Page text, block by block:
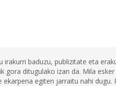
irakurri baduzu, publizitate eta
gora ditugulako izan da. Mila
egiten jarraitu nahi